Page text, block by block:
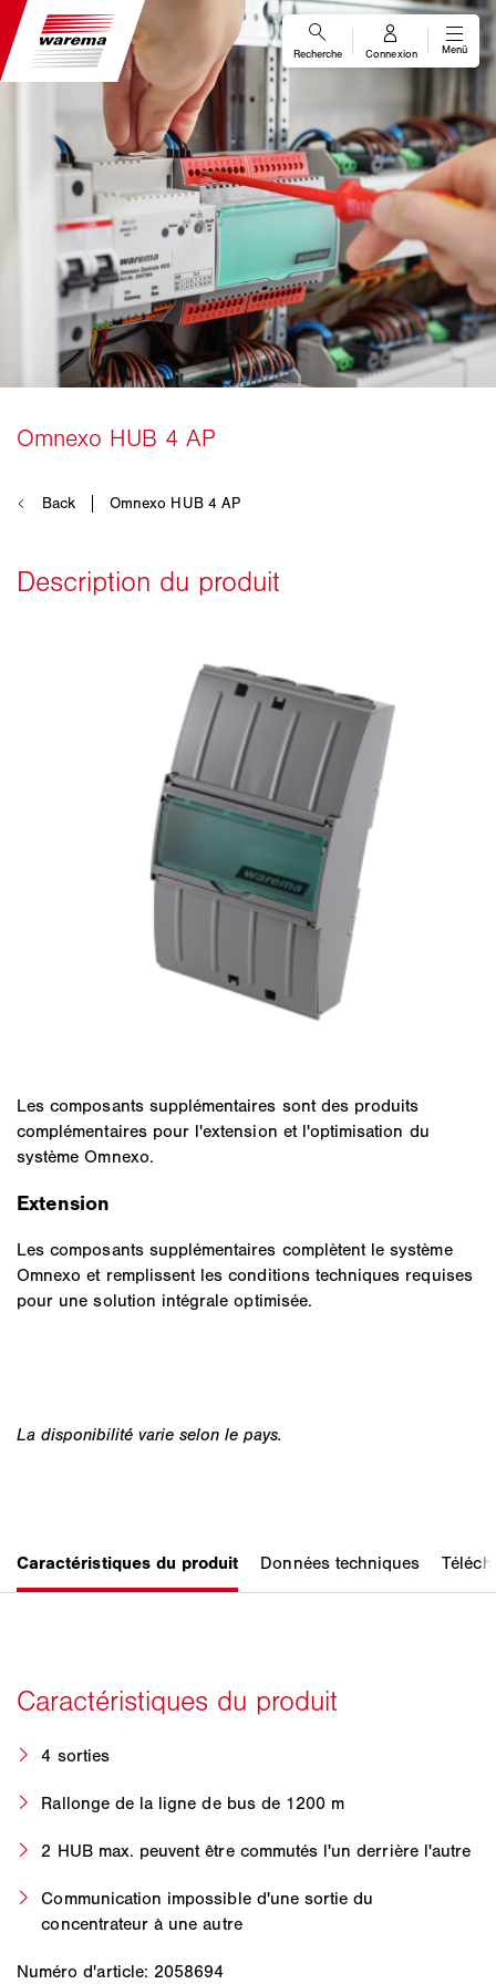
Les composants supplémentaires sont des produits
complémentaires pour l'extension et l'optimisation du
système Omnexo.
Extension
Les composants supplémentaires complètent le système
Omnexo et remplissent les conditions techniques requises
pour une solution intégrale optimisée.
4 sorties
Rallonge de la ligne de bus de 1200 m
2 HUB max. peuvent être commutés l'un derrière l'autre
Communication impossible d'une sortie du
concentrateur à une autre
Numéro d'article: 2058694